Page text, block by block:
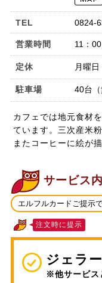
TEL 0824-
営業時間 11：
定休 月曜
駐車場 40台（
カフェでは地元食材
ています。三次産米
またコーヒーに絵が
サービス
エルフルカードご提示
注文時に提示
ジェラ
※他サービス